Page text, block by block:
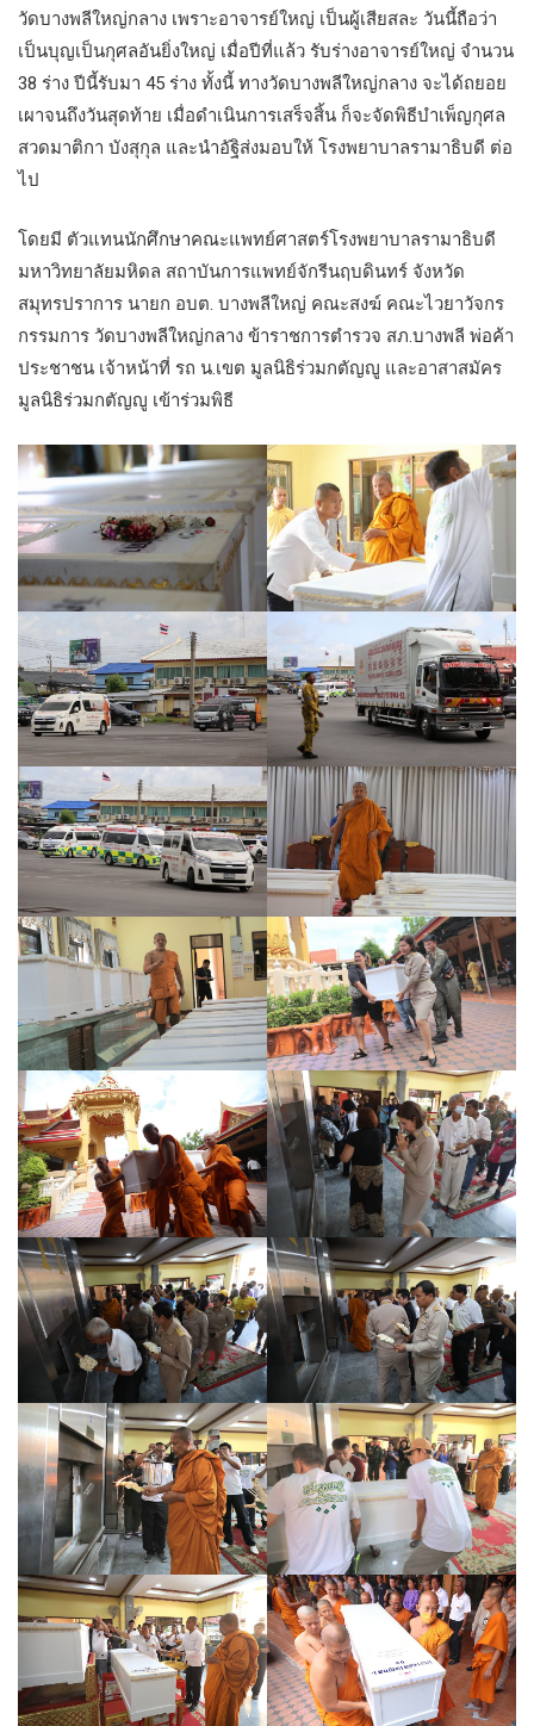
วัดบางพลีใหญ่กลาง เพราะอาจารย์ใหญ่ เป็นผู้เสียสละ วันนี้ถือว่า
เป็นบุญเป็นกุศลอันยิ่งใหญ่ เมื่อปีที่แล้ว รับร่างอาจารย์ใหญ่ จำนวน
38 ร่าง ปีนี้รับมา 45 ร่าง ทั้งนี้ ทางวัดบางพลีใหญ่กลาง จะได้ถยอย
เผาจนถึงวันสุดท้าย เมื่อดำเนินการเสร็จสิ้น ก็จะจัดพิธีบำเพ็ญกุศล
สวดมาติกา บังสุกุล และนำอัฐิส่งมอบให้ โรงพยาบาลรามาธิบดี ต่อ
ไป
โดยมี ตัวแทนนักศึกษาคณะแพทย์ศาสตร์โรงพยาบาลรามาธิบดี
มหาวิทยาลัยมหิดล สถาบันการแพทย์จักรีนฤบดินทร์ จังหวัด
สมุทรปราการ นายก อบต. บางพลีใหญ่ คณะสงฆ์ คณะไวยาวัจกร
กรรมการ วัดบางพลีใหญ่กลาง ข้าราชการตำรวจ สภ.บางพลี พ่อค้า
ประชาชน เจ้าหน้าที่ รถ น.เขต มูลนิธิร่วมกตัญญู และอาสาสมัคร
มูลนิธิร่วมกตัญญู เข้าร่วมพิธี